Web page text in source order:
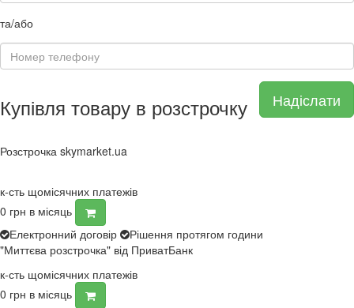
та/або
Надіслати
Купівля товару в розстрочку
Розстрочка skymarket.ua
к-сть щомісячних платежів
0 грн в місяць
Електронний договір
Рішення протягом години
"Миттєва розстрочка" від ПриватБанк
к-сть щомісячних платежів
0 грн в місяць